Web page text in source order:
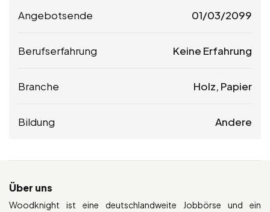
Angebotsende 01/03/2099
Berufserfahrung Keine Erfahrung
Branche Holz, Papier
Bildung Andere
Über uns
Woodknight ist eine deutschlandweite Jobbörse und ein